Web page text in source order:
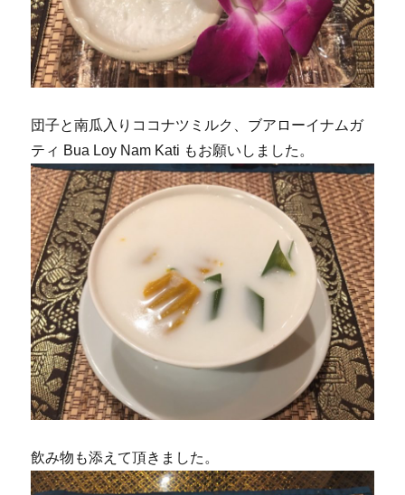
団子と南瓜入りココナツミルク、ブアローイナムガ
ティ Bua Loy Nam Kati もお願いしました。
飲み物も添えて頂きました。